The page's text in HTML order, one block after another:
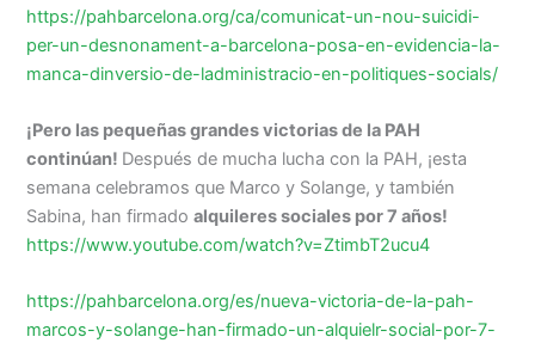
https://pahbarcelona.org/ca/comunicat-un-nou-suicidi-
per-un-desnonament-a-barcelona-posa-en-evidencia-la-
manca-dinversio-de-ladministracio-en-politiques-socials/
¡Pero las pequeñas grandes victorias de la PAH
continúan! Después de mucha lucha con la PAH, ¡esta
semana celebramos que Marco y Solange, y también
Sabina, han firmadoalquileres sociales por 7 años!
https://www.youtube.com/watch?v=ZtimbT2ucu4
https://pahbarcelona.org/es/nueva-victoria-de-la-pah-
marcos-y-solange-han-firmado-un-alquielr-social-por-7-